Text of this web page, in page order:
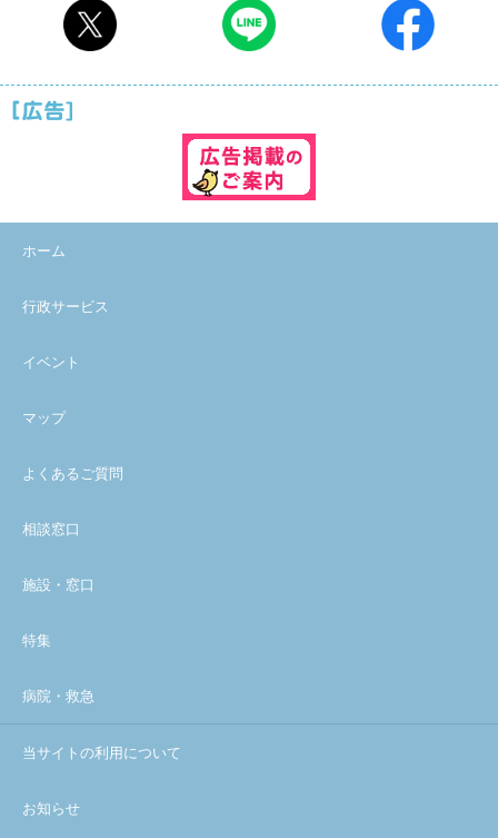
ホーム
行政サービス
イベント
マップ
よくあるご質問
相談窓口
施設・窓口
特集
病院・救急
当サイトの利用について
お知らせ